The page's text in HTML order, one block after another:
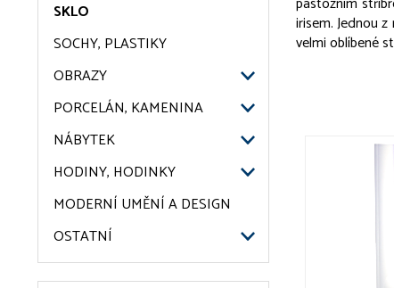
SKLO
SOCHY, PLASTIKY
OBRAZY
PORCELÁN, KAMENINA
NÁBYTEK
HODINY, HODINKY
MODERNÍ UMĚNÍ A DESIGN
OSTATNÍ
irisem. Jednou
velmi oblíbené